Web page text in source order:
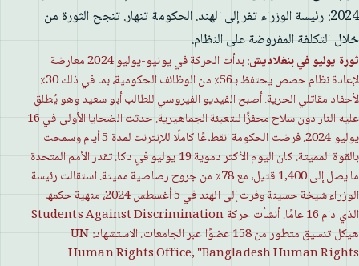
2024: رئيسة الوزراء تفر إلى الهند. الحكومة تنهار. تنجح الثورة من
خلال التكلفة المفروضة على النظام.
ثورة يوليو في بنغلاديش
: بدأت الحركة في يونيو-يوليو 2024 معارضة
لإعادة نظام حصص يحتفظ بـ56٪ من الوظائف الحكومية، بما في ذلك 30٪
لأحفاد مقاتلي الحرية. أصبح الفيديو الفيروسي للطالب أبو سعيد وهو يُطلق
عليه النار دون سلاح محفزًا للتعبئة الجماهيرية. حدثت الضحايا الأولى في 16
يوليو 2024. فرضت الحكومة انقطاعًا كاملًا للإنترنت لمدة 5 أيام وسمحت
بالقوة المميتة. كان اليوم الأكثر دموية 19 يوليو في دكا. تقدر الأمم المتحدة
ما يصل إلى 1,400 قتيل، مع 78٪ من جروح رصاصية مميتة. استقالت رئيسة
الوزراء شيخة حسينة وفرت إلى الهند في 5 أغسطس 2024، منهية حكمها
الذي دام 16 عامًا. أنشأت حركة Students Against Discrimination
هيكل تنسيق متطور من 158 عضوًا عبر الجامعات. الاستشهاد: UN
Human Rights Office, "Bangladesh Human Rights